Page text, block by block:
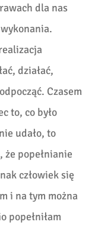
dla nas
działać,
Czasem
to, co było
udało, to
że popełnianie
człowiek się
i na tym można
popełniłam